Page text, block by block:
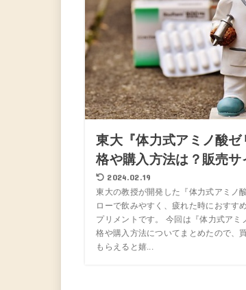
東大『体力式アミノ酸ゼ
格や購入方法は？販売サ
2024.02.19
東大の教授が開発した『体力式アミノ
ローで飲みやすく、疲れた時におすす
プリメントです。 今回は『体力式アミ
格や購入方法についてまとめたので、
もらえると嬉...